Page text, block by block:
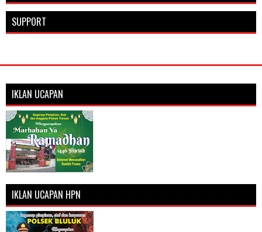
SUPPORT
IKLAN UCAPAN
IKLAN UCAPAN HPN